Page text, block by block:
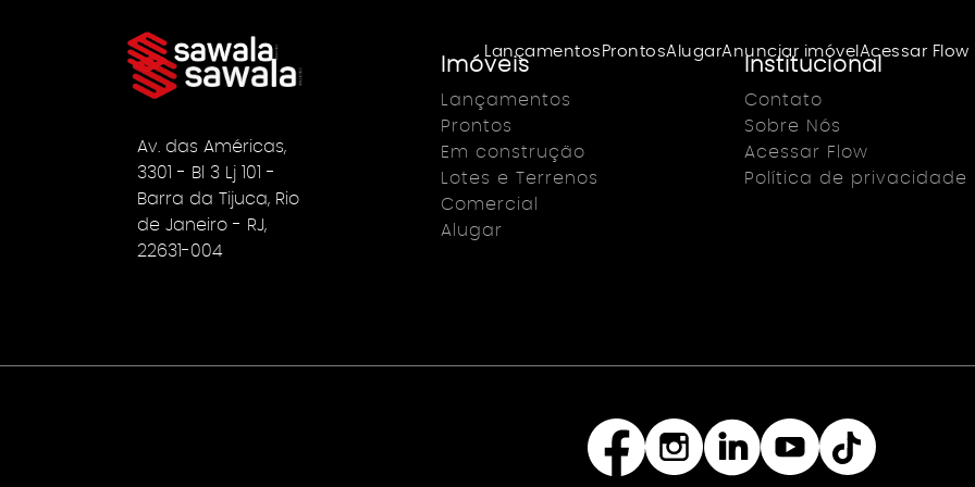
Lançamentos ProntosAlugarAnunciar imóvel Acessar Flow
Av. das Américas,
3301 - Bl 3 Lj 101 -
Barra da Tijuca, Rio
de Janeiro - RJ,
22631-004
Imóveis
Lançamentos
Prontos
Em construção
Lotes e Terrenos
Comercial
Alugar
Institucional
Contato
Sobre Nós
Acessar Flow
Política de privacidade